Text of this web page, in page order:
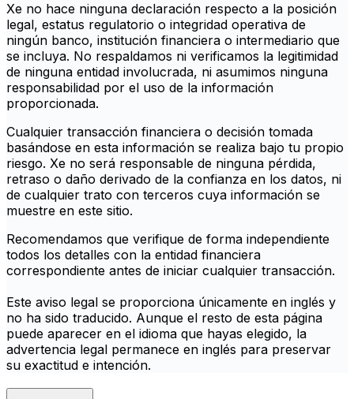
Xe no hace ninguna declaración respecto a la posición
legal, estatus regulatorio o integridad operativa de
ningún banco, institución financiera o intermediario que
se incluya. No respaldamos ni verificamos la legitimidad
de ninguna entidad involucrada, ni asumimos ninguna
responsabilidad por el uso de la información
proporcionada.
Cualquier transacción financiera o decisión tomada
basándose en esta información se realiza bajo tu propio
riesgo. Xe no será responsable de ninguna pérdida,
retraso o daño derivado de la confianza en los datos, ni
de cualquier trato con terceros cuya información se
muestre en este sitio.
Recomendamos que verifique de forma independiente
todos los detalles con la entidad financiera
correspondiente antes de iniciar cualquier transacción.
Este aviso legal se proporciona únicamente en inglés y
no ha sido traducido. Aunque el resto de esta página
puede aparecer en el idioma que hayas elegido, la
advertencia legal permanece en inglés para preservar
su exactitud e intención.